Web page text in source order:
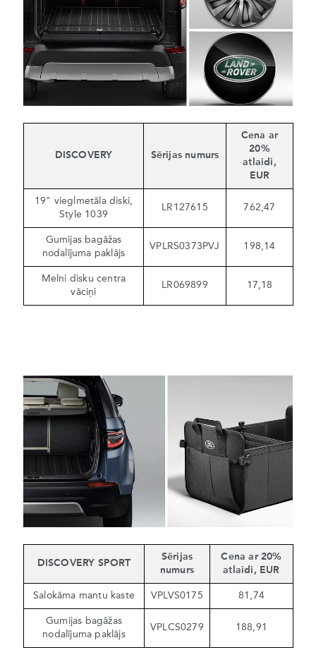
DISCOVERY Sērijas numurs
Cena ar
20%
atlaidi,
EUR
19" vieglmetāla diski,
Style 1039
LR127615 762,47
Gumijas bagāžas
nodalījuma paklājs
VPLRS0373PVJ 198,14
Melni disku centra
vāciņi
LR069899 17,18
DISCOVERY SPORT
Sērijas
numurs
Cena ar 20%
atlaidi, EUR
Salokāma mantu kaste VPLVS0175 81,74
Gumijas bagāžas
nodalījuma paklājs
VPLCS0279 188,91